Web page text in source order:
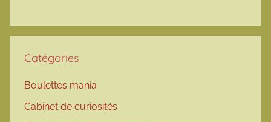
Catégories
Boulettes mania
Cabinet de curiosités